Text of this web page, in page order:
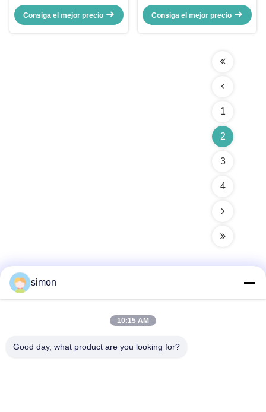
Consiga el mejor precio
Consiga el mejor precio
1
2
3
4
No. 11, camino industrial de Lingwu, calle de Guanlan,
simon
10:15 AM
Good day, what product are you looking for?